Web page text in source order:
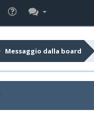
Messaggio dalla board